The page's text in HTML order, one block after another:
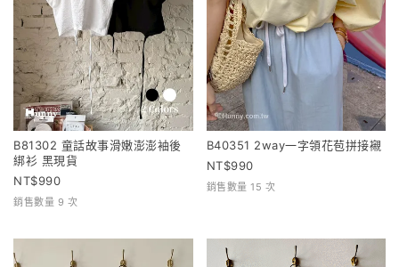
B81302 童話故事滑嫩澎澎袖後
綁衫 黑現貨
990
銷售數量 9 次
B40351 2way一字領花苞拼接襯
990
銷售數量 15 次